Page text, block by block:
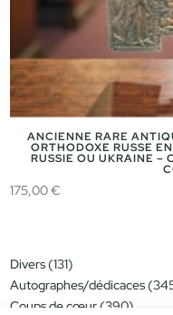
ANCIENNE RARE
ORTHODOXE RUSSE
RUSSIE OU UKRAINE –
175,00€
Divers 131131
produits
Autographes/dédicaces
Coups de cœur 390390